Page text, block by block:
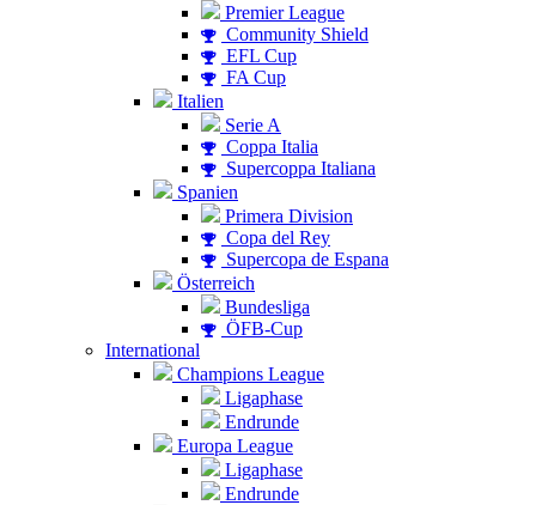
Premier League
Community Shield
EFL Cup
FA Cup
Italien
Serie A
Coppa Italia
Supercoppa Italiana
Spanien
Primera Division
Copa del Rey
Supercopa de Espana
Österreich
Bundesliga
ÖFB-Cup
International
Champions League
Ligaphase
Endrunde
Europa League
Ligaphase
Endrunde